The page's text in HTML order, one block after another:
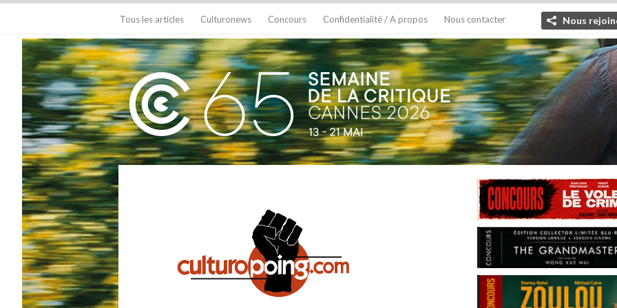
Tous les articles Culturonews Concours Confidentialité / A propos Nous contacter Nous